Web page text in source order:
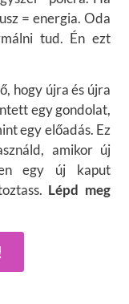
= energia. Oda
tud. Én ezt
hogy újra és újra
egy gondolat,
egy előadás. Ez
amikor új
egy új kaput
Lépd meg